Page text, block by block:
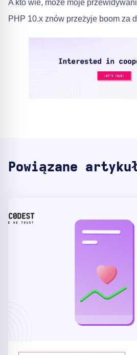
A kto wie, może moje
PHP 10.x znów przeżyje boom za
Powiązane